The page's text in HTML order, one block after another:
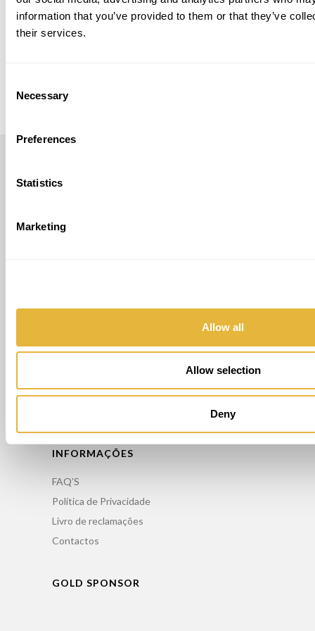
information that you’ve provided to them or that they’ve
their services.
Selection
Necessary
Preferences
Statistics
Marketing
Allow all
Allow selection
Deny
(Chamada para rede móvel nacional)
Alugar Minigolfe
Manutenção / Reparação de Minigolfe
Formação
INFORMAÇÕES
FAQ’S
Política de Privacidade
Livro de reclamações
Contactos
GOLD SPONSOR